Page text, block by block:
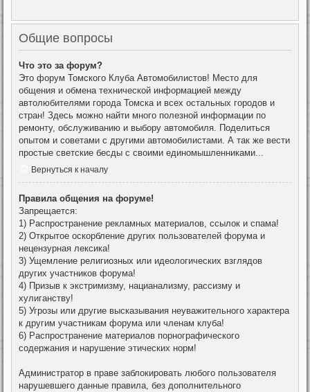
Общие вопросы
Что это за форум?
Это форум Томского Клуба Автомобилистов! Место для
общения и обмена технической информацией между
автолюбителями города Томска и всех остальных городов и
стран! Здесь можно найти много полезной информации по
ремонту, обслуживанию и выбору автомобиля. Поделиться
опытом и советами с другими автомобилистами. А так же вести
простые светские бесды с своими единомышленниками...
Вернуться к началу
Правила общения на форуме!
Запрещается:
1) Распространение рекламных материалов, ссылок и спама!
2) Открытое оскорбление других пользователей форума и
нецензурная лексика!
3) Ущемление религиозных или идеологических взглядов
других участников форума!
4) Призыв к экстримизму, нацианализму, рассизму и
хулиганству!
5) Угрозы или другие высказывания неуважительного характера
к другим участникам форума или членам клуба!
6) Распространение материалов порнографического
содержания и нарушение этических норм!
Администратор в праве заблокировать любого пользователя
нарушевшего данные правила, без дополнительного